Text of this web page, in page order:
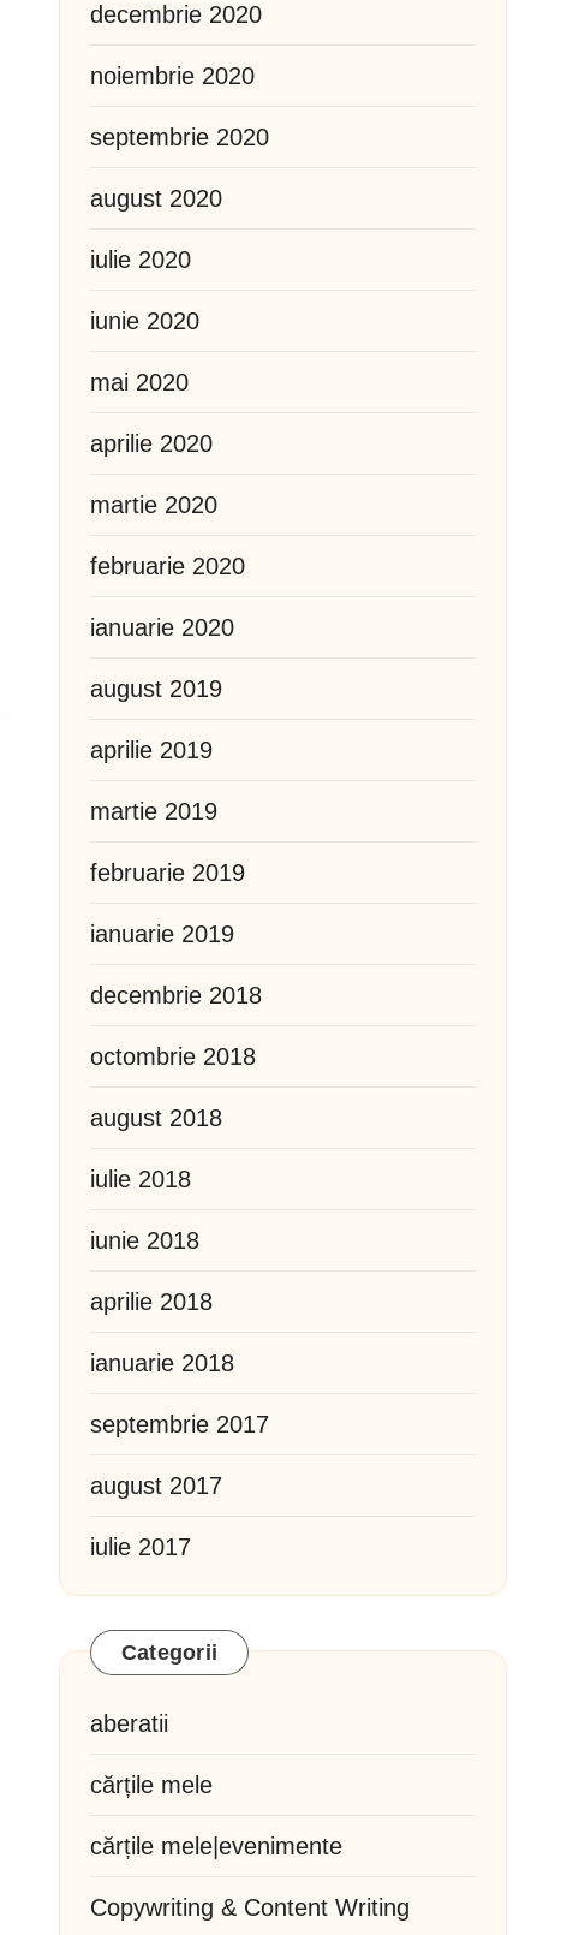
decembrie 2020
noiembrie 2020
septembrie 2020
august 2020
iulie 2020
iunie 2020
mai 2020
aprilie 2020
martie 2020
februarie 2020
ianuarie 2020
august 2019
aprilie 2019
martie 2019
februarie 2019
ianuarie 2019
decembrie 2018
octombrie 2018
august 2018
iulie 2018
iunie 2018
aprilie 2018
ianuarie 2018
septembrie 2017
august 2017
iulie 2017
Categorii
aberatii
cărțile mele
cărțile mele|evenimente
Copywriting & Content Writing